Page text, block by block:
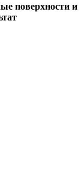
поверхности и